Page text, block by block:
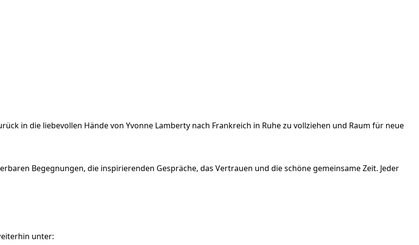
in die liebevollen Hände von Yvonne Lamberty nach Frankreich in Ruhe zu vollziehen und Raum für neue
Begegnungen, die inspirierenden Gespräche, das Vertrauen und die schöne gemeinsame Zeit. Jeder
unter: